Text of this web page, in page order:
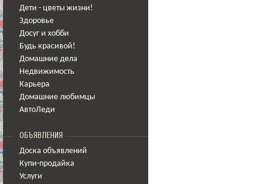
Дети - цветы жизни!
Здоровье
Досуг и хобби
Будь красивой!
Домашние дела
Недвижимость
Карьера
Домашние любимцы
АвтоЛеди
ОБЪЯВЛЕНИЯ
Доска объявлений
Купи-продайка
Услуги